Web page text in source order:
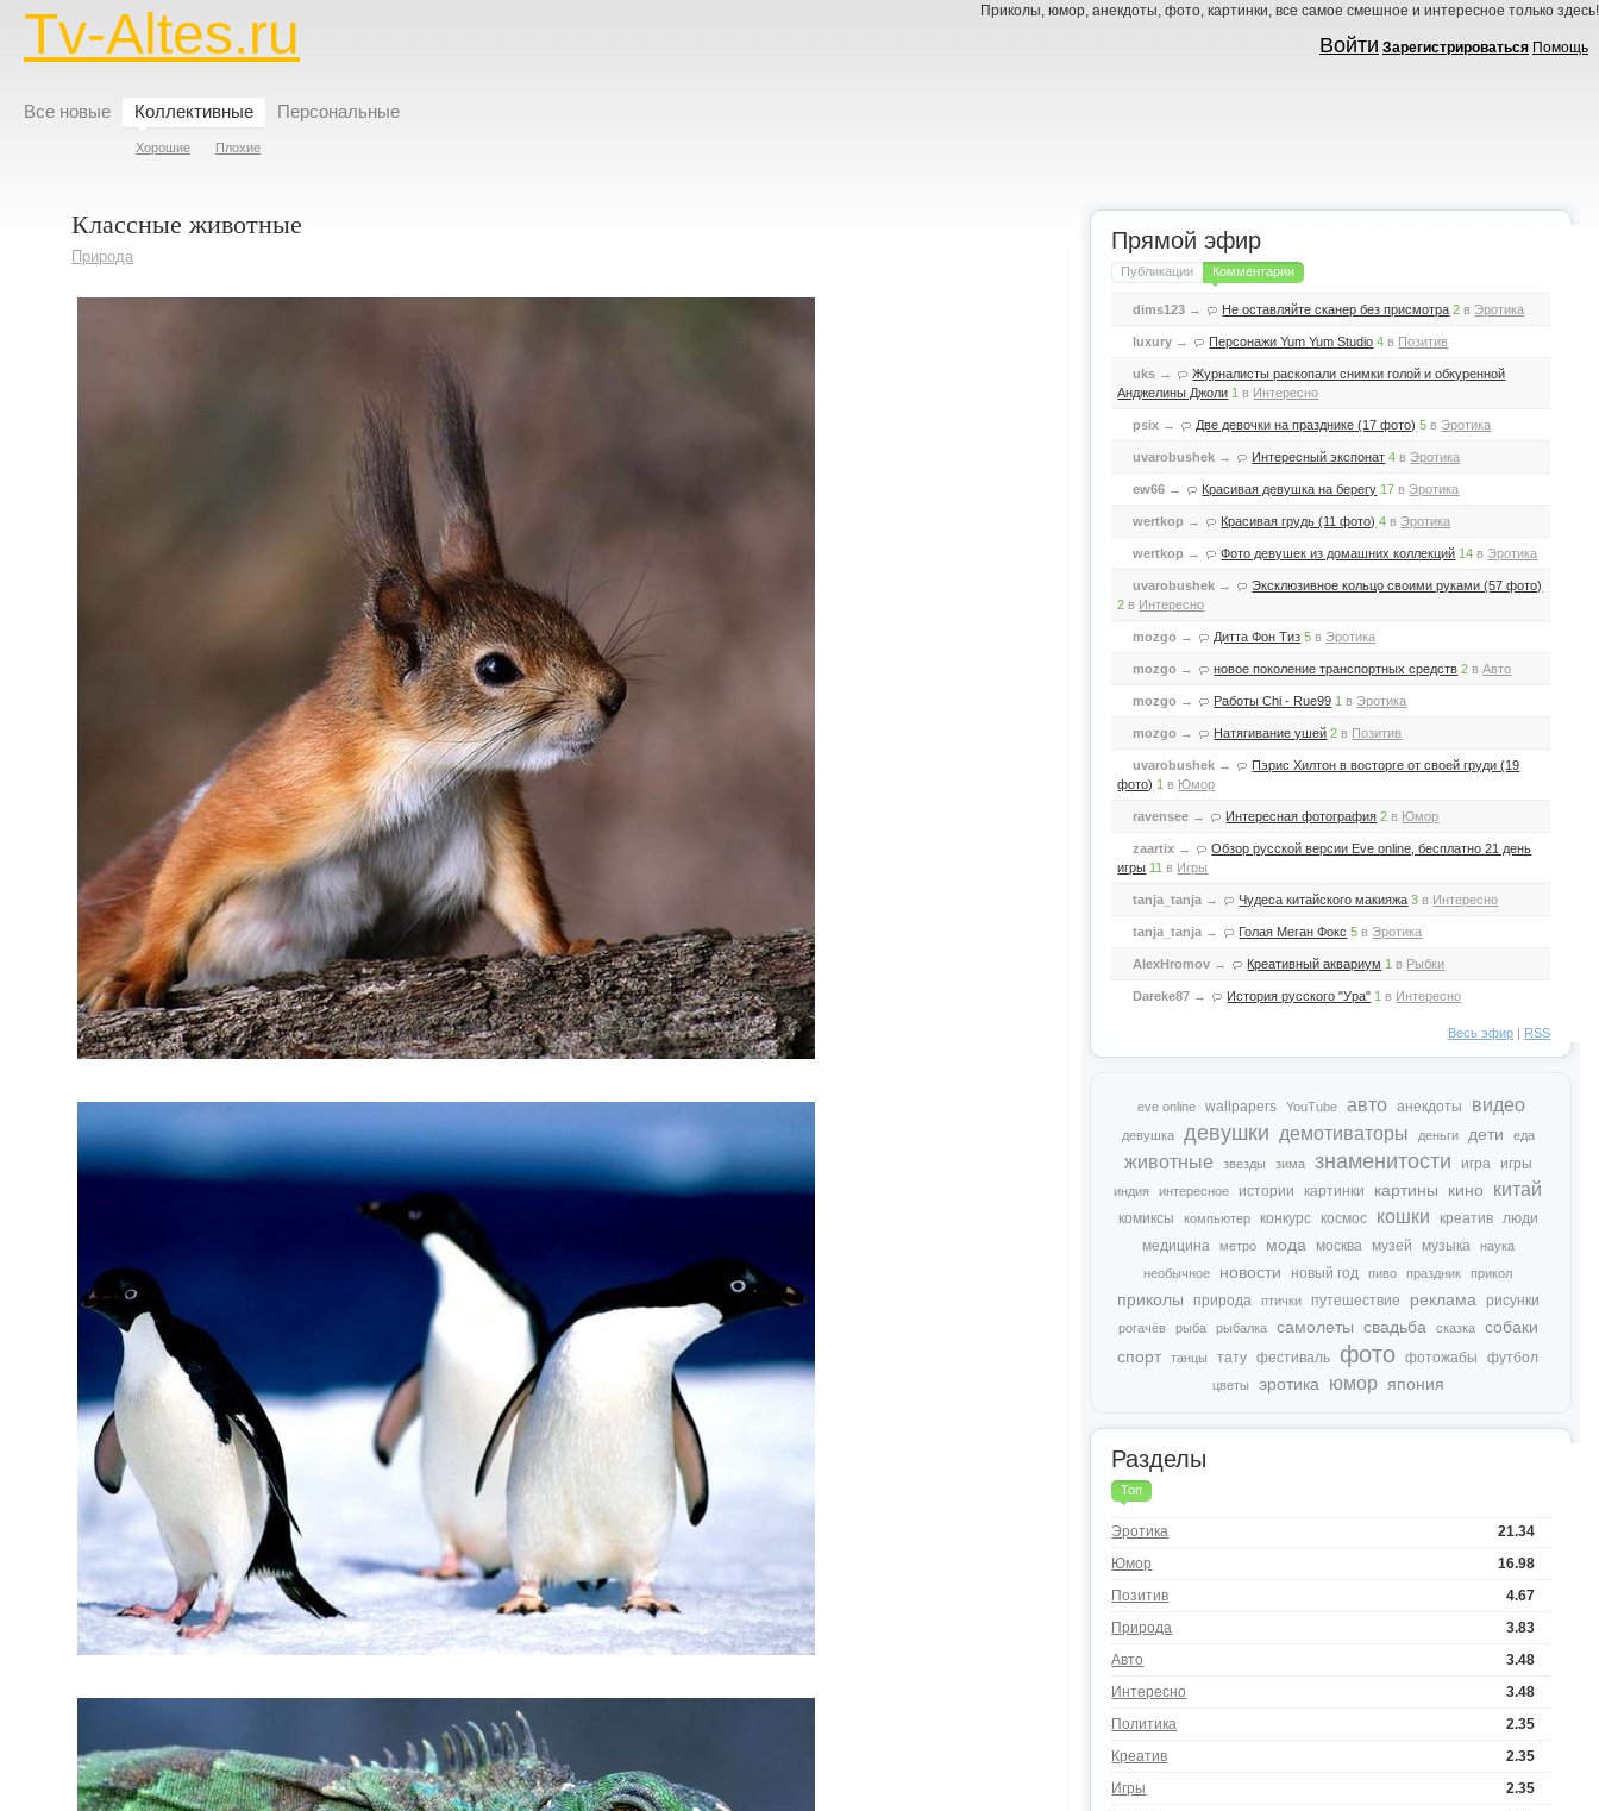
Tv-Altes.ru Приколы, юмор, анекдоты, фото, картинки, все самое смешное и интересное только здесь!
Войти Зарегистрироваться Помощь
Все новые Коллективные
Хорошие Плохие
Персональные
Классные животные
Природа
Прямой эфир
Публикации Комментарии
dims123 → Не оставляйте сканер без присмотра 2 в Эротика
luxury → Персонажи Yum Yum Studio 4 в Позитив
uks →
Журналисты раскопали снимки голой и обкуренной
Анджелины Джоли 1 в Интересно
psix → Две девочки на празднике (17 фото) 5 в Эротика
uvarobushek → Интересный экспонат 4 в Эротика
ew66 → Красивая девушка на берегу 17 в Эротика
wertkop → Красивая грудь (11 фото) 4 в Эротика
wertkop → Фото девушек из домашних коллекций 14 в Эротика
uvarobushek →
Эксклюзивное кольцо своими руками (57 фото)
2 в Интересно
mozgo → Дитта Фон Тиз 5 в Эротика
mozgo → новое поколение транспортных средств 2 вАвто
mozgo → Работы Chi - Rue99 1 в Эротика
mozgo → Натягивание ушей 2 в Позитив
uvarobushek →
Пэрис Хилтон в восторге от своей груди (19
фото) 1 в Юмор
ravensee → Интересная фотография 2 в Юмор
zaartix →
Обзор русской версии Eve online, бесплатно 21 день
игры 11 в Игры
tanja_tanja → Чудеса китайского макияжа 3 в Интересно
tanja_tanja → Голая Меган Фокс 5 в Эротика
AlexHromov → Креативный аквариум 1 в Рыбки
Dareke87 → История русского "Ура" 1 в Интересно
Весь эфир| RSS
eve online wallpapers YouTube авто анекдоты видео
девушка девушки демотиваторы деньги дети еда
животные звезды зима знаменитости игра игры
индия интересное истории картинки картины кино китай
комиксы компьютер конкурс космос кошки креатив люди
медицина
метро мода москва музей музыка
наука
необычное
новости новый год пиво праздник прикол
приколы природа птички путешествие реклама рисунки
рогачёв рыба рыбалка самолеты свадьба сказка
собаки
спорт
танцы тату фестиваль фото фотожабы футбол
цветы эротика юмор япония
Разделы
Топ
21.34
Эротика
16.98
Юмор
4.67
Позитив
3.83
Природа
3.48
Авто
3.48
Интересно
2.35
Политика
2.35
Креатив
2.35
Игры